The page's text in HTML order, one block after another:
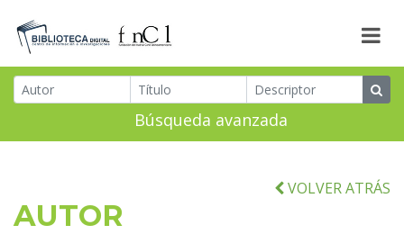
Búsqueda avanzada
VOLVER ATRÁS
AUTOR